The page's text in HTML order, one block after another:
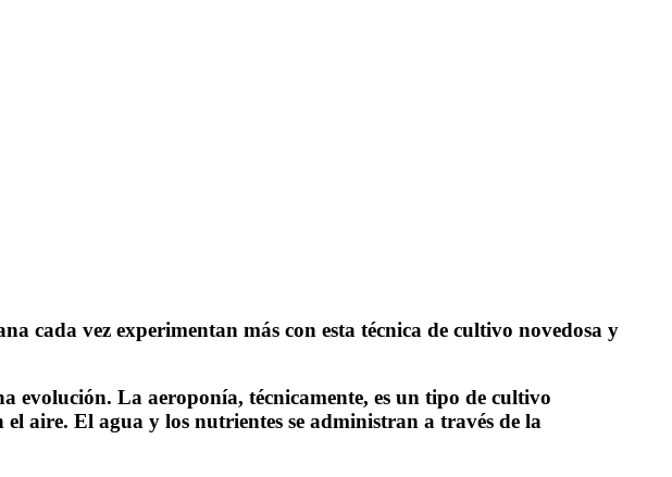
cada vez experimentan más con esta técnica de cultivo novedosa y
La aeroponía, técnicamente, es un tipo de cultivo
aire. El agua y los nutrientes se administran a través de la